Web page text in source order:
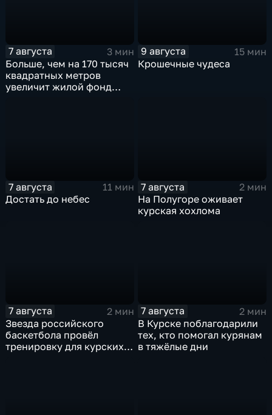
7 августа
3 мин
Больше, чем на 170 тысяч
квадратных метров
увеличит жилой фонд
9 августа
15 мин
Крошечные чудеса
7 августа
11 мин
Достать до небес
7 августа
2 мин
На Полугоре оживает
курская хохлома
7 августа
2 мин
Звезда российского
баскетбола провёл
тренировку для курских
7 августа
2 мин
В Курске поблагодарили
тех, кто помогал курянам
в тяжёлые дни